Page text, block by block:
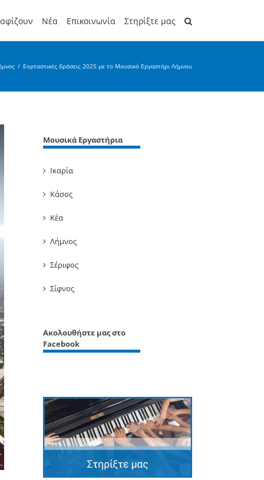
Νέα Επικοινωνία Στηρίξτε μας
/ Εορταστικές δράσεις 2025 με το Μουσικό Εργαστήρι Λήμνου
Μουσικά Εργαστήρια
Ικαρία
Κάσος
Κέα
Λήμνος
Σέριφος
Σίφνος
Ακολουθήστε μας στο
Facebook